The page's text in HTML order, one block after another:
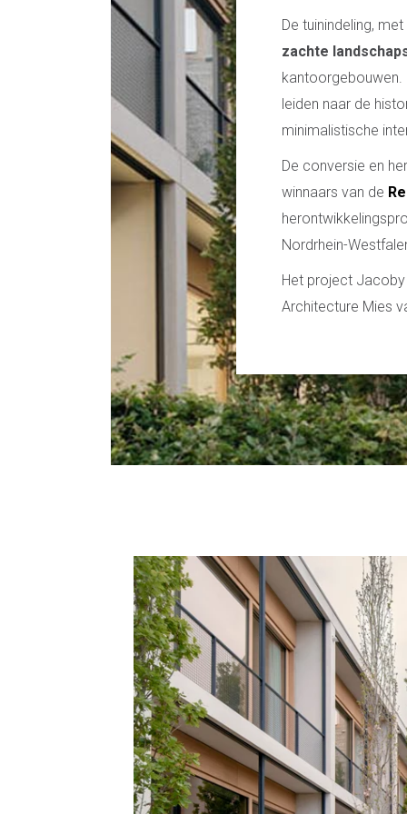
De tuinindeling,
zachte
leiden naar de
minimalistische
De conversie en
winnaars van de
Nordrhein-
Het project
Architecture Mies